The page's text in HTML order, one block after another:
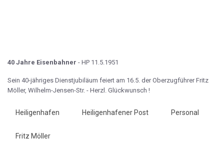
40 Jahre Eisenbahner - HP 11.5.1951
Sein 40-jähriges Dienstjubiläum feiert am 16.5. der Oberzugführer Fritz
Möller, Wilhelm-Jensen-Str. - Herzl. Glückwunsch !
Heiligenhafen Heiligenhafener Post Personal
Fritz Möller